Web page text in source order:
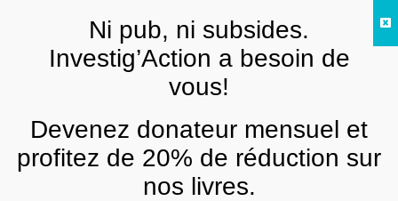
FRNi pub, ni subsides.
Investig’Action a besoin de
vous!
Devenez donateur mensuel et
profitez de 20% de réduction sur
nos livres.